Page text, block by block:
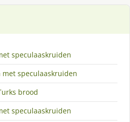
speculaaskruiden
met speculaaskruiden
brood
speculaaskruiden